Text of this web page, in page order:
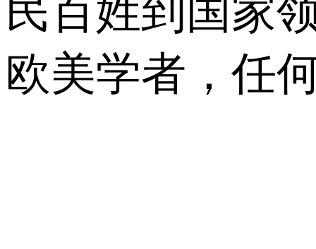
民百姓到国家
欧美学者，任